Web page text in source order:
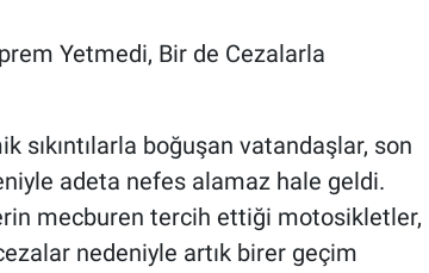
Yetmedi, Bir de Cezalarla
sıkıntılarla boğuşan vatandaşlar, son
adeta nefes alamaz hale geldi.
mecburen tercih ettiği motosikletler,
nedeniyle artık birer geçim